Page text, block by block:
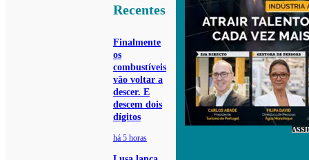
Recentes
Finalmente
os
combustíveis
vão voltar a
descer. E
descem dois
dígitos
há 5 horas